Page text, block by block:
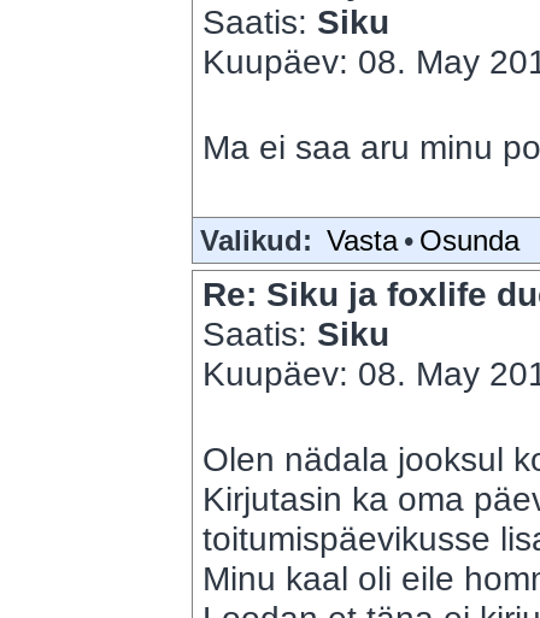
Saatis: Siku
Kuupäev: 08. May
Ma ei saa aru minu
Valikud: Vasta • Osunda
Re: Siku ja foxlife
Saatis: Siku
Kuupäev: 08. May
Olen nädala jooksul
Kirjutasin ka oma
toitumispäevikusse
Minu kaal oli eile